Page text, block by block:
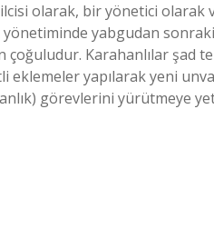
olarak, bir yönetici olarak
yabgudan
çoğuludur. Karahanlılar şad
yapılarak yeni
görevlerini yürütmeye